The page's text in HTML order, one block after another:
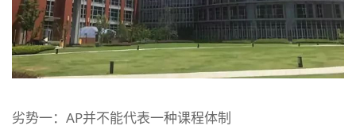
劣势一：AP并不能代表一种课程体制